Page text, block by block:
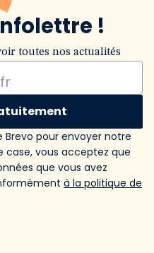
!
toutes nos actualités
Brevo pour envoyer notre
vous acceptez que
que vous avez
à la politique de